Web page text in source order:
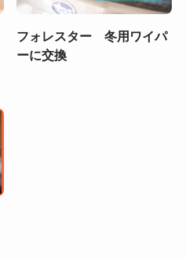
フォレスター 冬用ワイパ
ーに交換